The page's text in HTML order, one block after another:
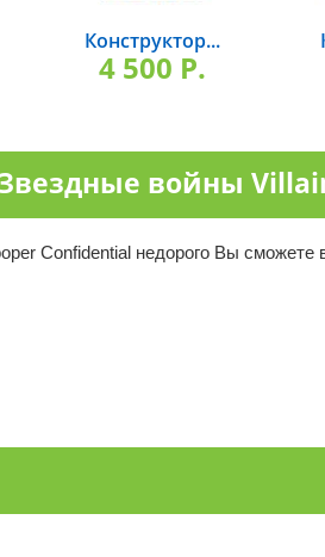
Конструктор...
4 500 P.
войны
Confidential недорого Вы сможете